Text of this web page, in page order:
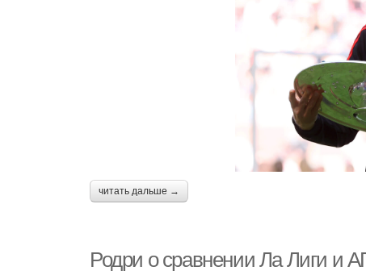
читать дальше →
Родри о сравнении Ла Лиги и